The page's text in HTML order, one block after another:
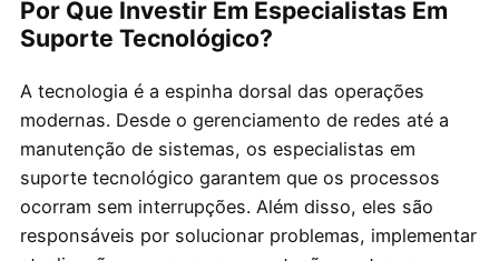
Por Que Investir Em Especialistas Em
Suporte Tecnológico?
A tecnologia é a espinha dorsal das operações
modernas. Desde o gerenciamento de redes até a
manutenção de sistemas, os especialistas em
suporte tecnológico garantem que os processos
ocorram sem interrupções. Além disso, eles são
responsáveis por solucionar problemas, implementar